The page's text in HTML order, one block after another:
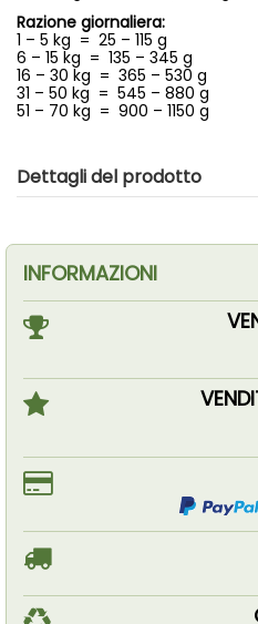
Razione giornaliera:
1 – 5 kg = 25 – 115 g
6 – 15 kg = 135 – 345 g
16 – 30 kg = 365 – 530 g
31 – 50 kg = 545 – 880 g
51 – 70 kg = 900 – 1150 g
Dettagli del prodotto
INFORMAZIONI